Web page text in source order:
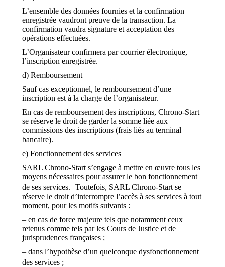
L’ensemble des données fournies et la confirmation
enregistrée vaudront preuve de la transaction. La
confirmation vaudra signature et acceptation des
opérations effectuées.
L’Organisateur confirmera par courrier électronique,
l’inscription enregistrée.
d) Remboursement
Sauf cas exceptionnel, le remboursement d’une
inscription est à la charge de l’organisateur.
En cas de remboursement des inscriptions, Chrono-Start
se réserve le droit de garder la somme liée aux
commissions des inscriptions (frais liés au terminal
bancaire).
e) Fonctionnement des services
SARL Chrono-Start s’engage à mettre en œuvre tous les
moyens nécessaires pour assurer le bon fonctionnement
de ses services. Toutefois, SARL Chrono-Start se
réserve le droit d’interrompre l’accès à ses services à tout
moment, pour les motifs suivants :
– en cas de force majeure tels que notamment ceux
retenus comme tels par les Cours de Justice et de
jurisprudences françaises ;
– dans l’hypothèse d’un quelconque dysfonctionnement
des services ;